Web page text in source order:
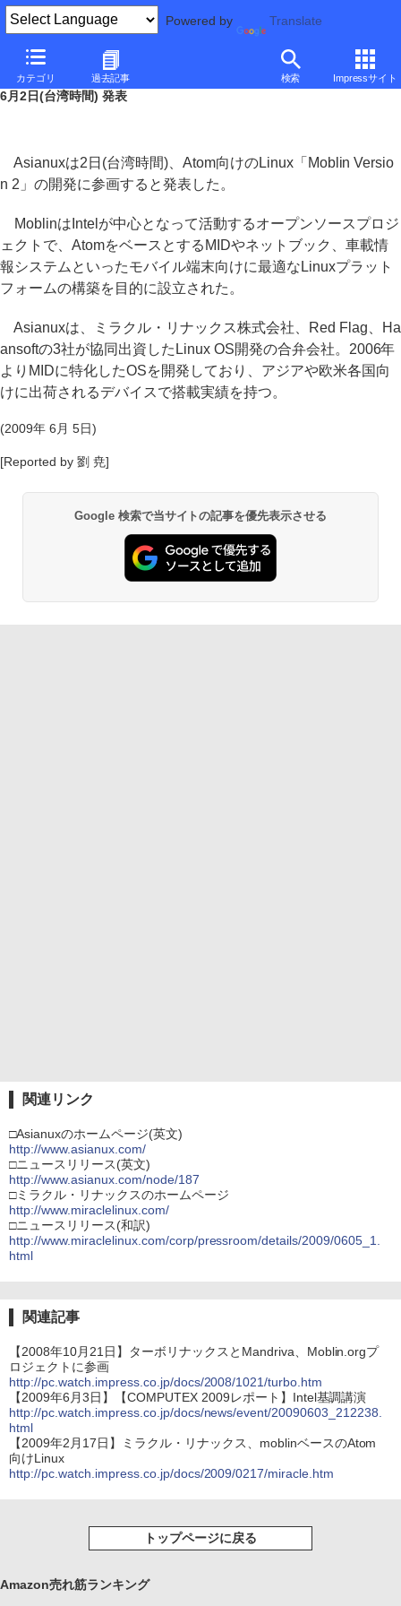
Powered by Translate
カテゴリ 過去記事 検索 Impressサイト
Asianux、Atom向けOS「Moblin v2」の開発に参画
6月2日(台湾時間) 発表
Asianuxは2日(台湾時間)、Atom向けのLinux「Moblin Versio
n 2」の開発に参画すると発表した。
MoblinはIntelが中心となって活動するオープンソースプロジ
ェクトで、AtomをベースとするMIDやネットブック、車載情
報システムといったモバイル端末向けに最適なLinuxプラット
フォームの構築を目的に設立された。
Asianuxは、ミラクル・リナックス株式会社、Red Flag、Ha
ansoftの3社が協同出資したLinux OS開発の合弁会社。2006年
よりMIDに特化したOSを開発しており、アジアや欧米各国向
けに出荷されるデバイスで搭載実績を持つ。
(2009年 6月 5日)
[Reported by 劉 尭]
Google 検索で当サイトの記事を優先表示させる
関連リンク
□Asianuxのホームページ(英文)
http://www.asianux.com/
□ニュースリリース(英文)
http://www.asianux.com/node/187
□ミラクル・リナックスのホームページ
http://www.miraclelinux.com/
□ニュースリリース(和訳)
http://www.miraclelinux.com/corp/pressroom/details/2009/0605_1.
html
関連記事
【2008年10月21日】ターボリナックスとMandriva、Moblin.orgプ
ロジェクトに参画
http://pc.watch.impress.co.jp/docs/2008/1021/turbo.htm
【2009年6月3日】【COMPUTEX 2009レポート】Intel基調講演
http://pc.watch.impress.co.jp/docs/news/event/20090603_212238.
html
【2009年2月17日】ミラクル・リナックス、moblinベースのAtom
向けLinux
http://pc.watch.impress.co.jp/docs/2009/0217/miracle.htm
トップページに戻る
Amazon売れ筋ランキング